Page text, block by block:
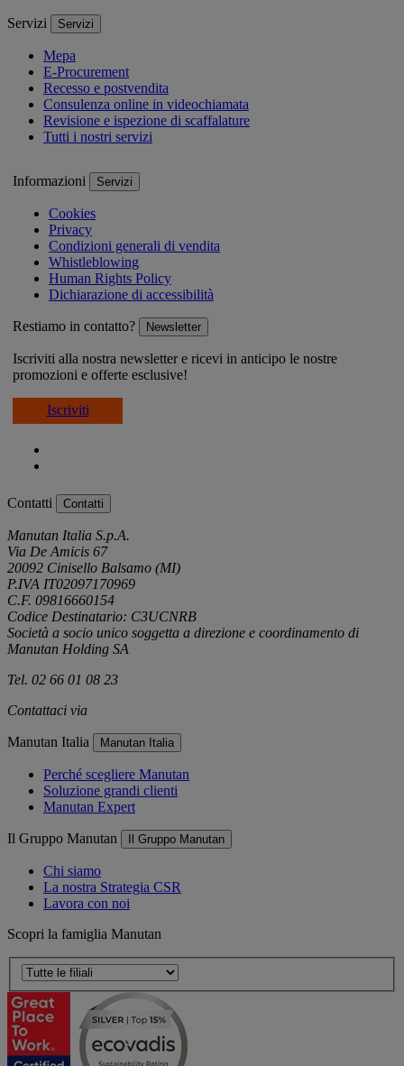
Servizi Servizi
Mepa
E-Procurement
Recesso e postvendita
Consulenza online in videochiamata
Revisione e ispezione di scaffalature
Tutti i nostri servizi
Informazioni Servizi
Cookies
Privacy
Condizioni generali di vendita
Whistleblowing
Human Rights Policy
Dichiarazione di accessibilità
Restiamo in contatto? Newsletter
Iscriviti alla nostra newsletter e ricevi in anticipo le nostre
promozioni e offerte esclusive!
Iscriviti
Contatti Contatti
Manutan Italia S.p.A.
Via De Amicis 67
20092 Cinisello Balsamo (MI)
P.IVA IT02097170969
C.F. 09816660154
Codice Destinatario: C3UCNRB
Società a socio unico soggetta a direzione e coordinamento di
Manutan Holding SA
Tel. 02 66 01 08 23
Contattaci via
Manutan Italia Manutan Italia
Perché scegliere Manutan
Soluzione grandi clienti
Manutan Expert
Il Gruppo Manutan Il Gruppo Manutan
Chi siamo
La nostra Strategia CSR
Lavora con noi
Scopri la famiglia Manutan